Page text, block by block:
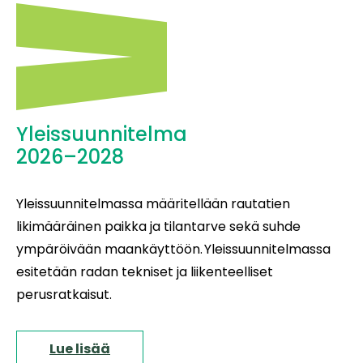
Yleissuunnitelma
2026–2028
Yleissuunnitelmassa määritellään rautatien
likimääräinen paikka ja tilantarve sekä suhde
ympäröivään maankäyttöön. Yleissuunnitelmassa
esitetään radan tekniset ja liikenteelliset
perusratkaisut.
Lue lisää